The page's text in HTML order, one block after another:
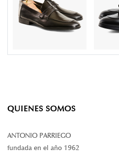
QUIENES SOMOS
ANTONIO PARRIEGO
fundada en el año 1962